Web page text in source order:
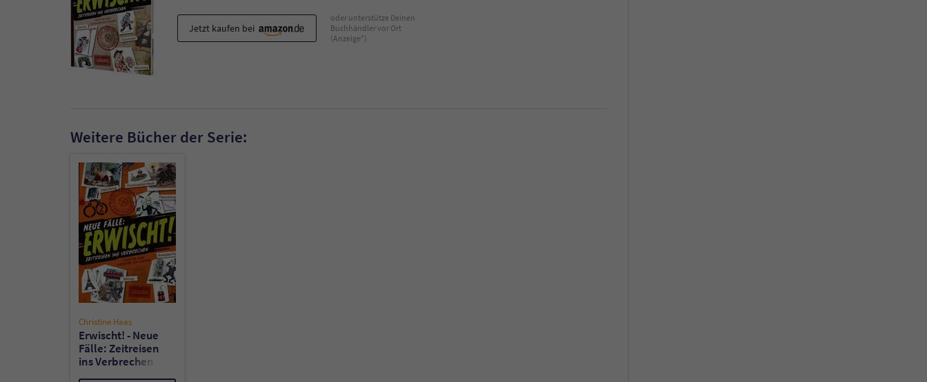
Jetzt kaufen bei
oder unterstütze Deinen
Buchhändler vor Ort
(Anzeige*)
Weitere Bücher der Serie:
Christine Haas
Erwischt! - Neue
Fälle: Zeitreisen
ins Verbrechen